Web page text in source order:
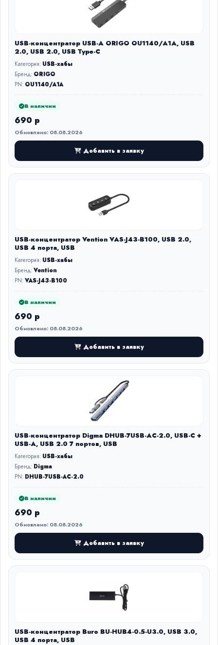
USB-концентратор USB-A ORIGO OU1140/A1A, USB
2.0, USB 2.0, USB Type-C
Категория: USB-хабы
Бренд: ORIGO
PN: OU1140/A1A
В наличии
690 р
Обновлено: 08.08.2026
Добавить в заявку
USB-концентратор Vention VAS-J43-B100, USB 2.0,
USB 4 порта, USB
Категория: USB-хабы
Бренд:Vention
PN:VAS-J43-B100
В наличии
690 р
Обновлено: 08.08.2026
Добавить в заявку
USB-концентратор Digma DHUB-7USB-AC-2.0, USB-C +
USB-A, USB 2.0 7 портов, USB
Категория: USB-хабы
Бренд: Digma
PN: DHUB-7USB-AC-2.0
В наличии
690 р
Обновлено: 08.08.2026
Добавить в заявку
USB-концентратор Buro BU-HUB4-0.5-U3.0, USB 3.0,
USB 4 порта, USB